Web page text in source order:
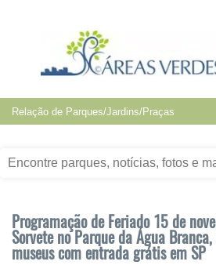
Programação de Feriado 15 de
Sorvete no Parque da Água
museus com entrada grátis em SP